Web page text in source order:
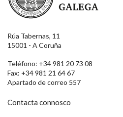
Rúa Tabernas, 11
15001 - A Coruña
Teléfono: +34 981 20 73 08
Fax: +34 981 21 64 67
Apartado de correo 557
Contacta connosco